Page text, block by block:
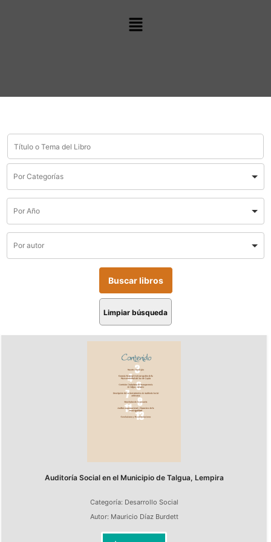
Limpiar búsqueda
Auditoría Social en el Municipio de Talgua, Lempira
Categoría: Desarrollo Social
Autor: Mauricio Díaz Burdett